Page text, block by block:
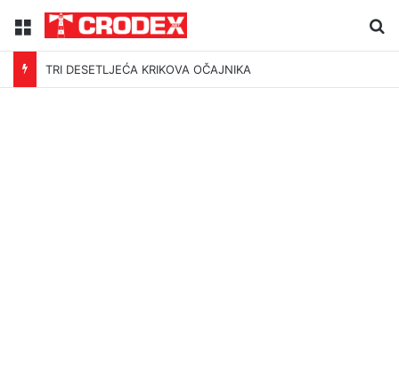
Menu
TRI DESETLJEĆA KRIKOVA OČAJNIKA